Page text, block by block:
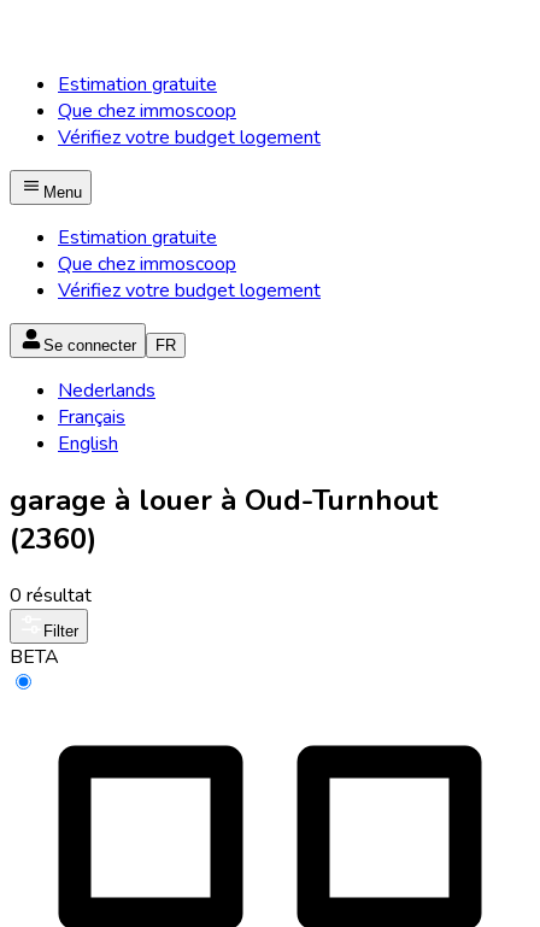
Estimation gratuite
Que chez immoscoop
Vérifiez votre budget logement
Menu
Estimation gratuite
Que chez immoscoop
Vérifiez votre budget logement
Se connecter FR
Nederlands
Français
English
garage à louer à Oud-Turnhout
(2360)
0 résultat
Filter
BETA